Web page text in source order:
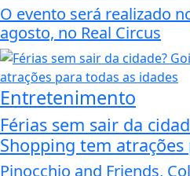
O evento será realizado
agosto, no Real Circus
Entretenimento
Férias sem sair da
Shopping tem
Pinocchio and Friends,